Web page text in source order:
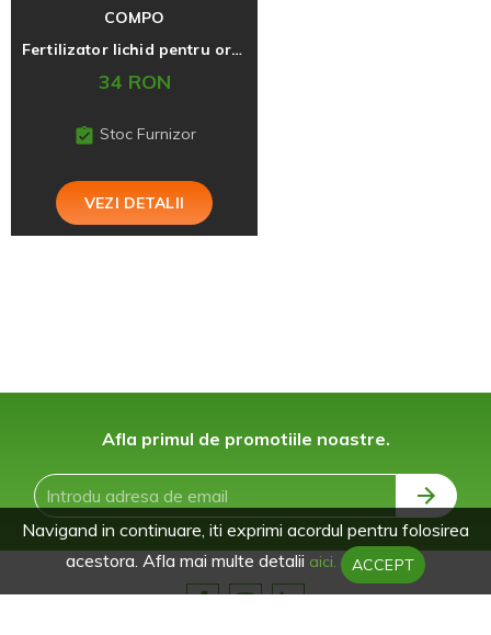
COMPO
Fertilizator lichid pentru orhidee, 500 ml
34 RON
Stoc Furnizor
VEZI DETALII
Afla primul de promotiile noastre.
Navigand in continuare, iti exprimi acordul pentru folosirea
acestora. Afla mai multe detalii aici. ACCEPT